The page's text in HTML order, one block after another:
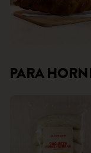
PARA